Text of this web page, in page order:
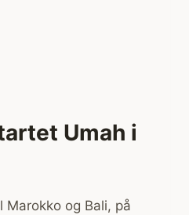
Umah i
Marokko og Bali, på